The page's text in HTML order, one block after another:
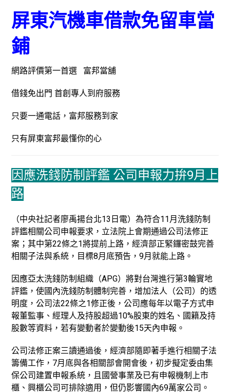
屏東汽機車借款免留車當
鋪
網路評價第一首選 富邦當舖
借錢免出門 首創專人到府服務
只要一通電話，富邦服務到家
只有屏東富邦最懂你的心
因應洗錢防制評鑑 公司申報力拚9月上
路
（中央社記者廖禹揚台北13日電）為符合11月洗錢防制
評鑑相關公司申報要求，立法院上會期通過公司法修正
案；其中第22條之1將提前上路，經濟部正緊鑼密鼓完善
相關子法與系統，目標8月底預告，9月就能上路。
因應亞太洗錢防制組織（APG）將對台灣進行第3輪實地
評鑑，使國內洗錢防制體制完善，增加法人（公司）的透
明度，公司法22條之1修正後，公司應每年以電子方式申
報董監事、經理人及持股超過10%股東的姓名、國籍及持
股數等資料，若有變動者於變動後15天內申報。
公司法修正案三讀通過後，經濟部隨即著手進行相關子法
籌備工作，7月底與各相關部會開會後，初步擬定委由集
保公司建置申報系統，且國營事業及已有申報機制上市
櫃、興櫃公司可排除適用，但仍影響國內69萬家公司。